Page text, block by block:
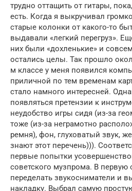
трудно оттащить от гитары,
есть. Когда я выкручивал
старые колонки от какого-то
выдавали «легкий перегруз».
них были «дохленькие» и
остались целы. Так прошло
м классе у меня появился
приличной по тем временам
стало намного интересней.
появляться претензии к
неудобство игры сидя (из-за
тоже (из-за неграмотно
ремня), фон, глуховатый звук,
знают этот перечень))).
первые попытки
советского музпрома. В первую
переделать звукосниматели и
накладку. Выбрал самую